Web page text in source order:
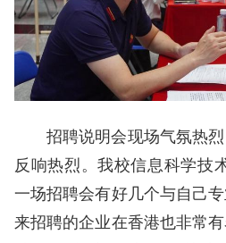
招聘说明会现场气氛热
反响热烈。我校信息科学技
一场招聘会有好几个与自己
来招聘的企业在香港也非常